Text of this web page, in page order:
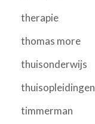
therapie
thomas more
thuisonderwijs
thuisopleidingen
timmerman